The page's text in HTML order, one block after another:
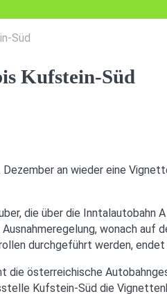
Süd
Kufstein-Süd
an wieder eine
die über die Inntalautobahn
wonach
durchgeführt werden, endet
die österreichische
Kufstein-Süd die